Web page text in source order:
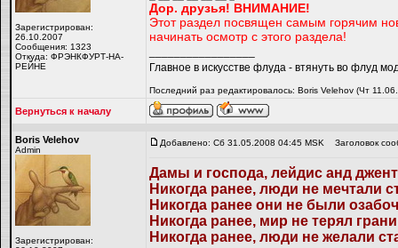
Зарегистрирован:
26.10.2007
Сообщения: 1323
Откуда: ФРЭНКФУРТ-НА-
РЕЙНЕ
Дор. друзья! ВНИМАНИЕ!
Этот раздел посвящен самым горячим
начинать осмотр с этого раздела!
Главное в искусстве флуда - втянуть во флуд
Последний раз редактировалось: Boris Velehov (Чт
Вернуться к началу
Boris Velehov
Admin
Зарегистрирован:
Добавлено: Сб 31.05.2008 04:45 MSK Заголовок
Дамы и господа, лейдис анд
Никогда ранее, люди не мечтали
Никогда ранее они не были
Никогда ранее, мир не терял
Никогда ранее, люди не желали